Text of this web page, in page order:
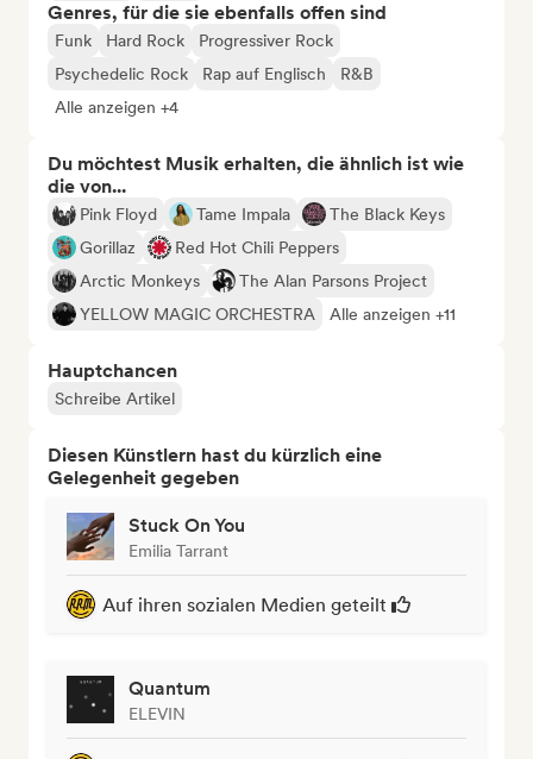
Genres, für die sie ebenfalls offen sind
Funk Hard Rock
Progressiver Rock
Psychedelic Rock
Rap auf Englisch
R&B
Alle anzeigen +4
Du möchtest Musik erhalten, die ähnlich ist wie
die von...
Pink Floyd Tame Impala
The Black Keys
Gorillaz
Red Hot Chili Peppers
Arctic Monkeys
The Alan Parsons Project
YELLOW MAGIC ORCHESTRA
Alle anzeigen +11
Hauptchancen
Schreibe Artikel
Diesen Künstlern hast du kürzlich eine
Gelegenheit gegeben
Stuck On You
Emilia Tarrant
Auf ihren sozialen Medien geteilt
Quantum
ELEVIN